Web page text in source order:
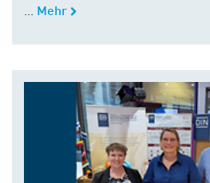
Mehr